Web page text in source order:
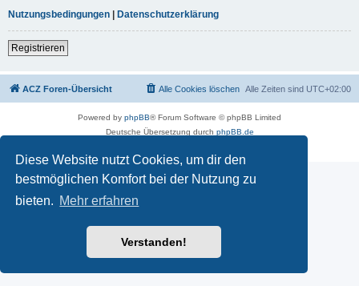
Diese Website nutzt Cookies, um dir den
bestmöglichen Komfort bei der Nutzung zu
bieten. Mehr erfahren
Verstanden!
Nutzungsbedingungen | Datenschutzerklärung
Registrieren
ACZ Foren-Übersicht Alle Zeiten sind UTC+02:00
Alle Cookies löschen
Powered by phpBB® Forum Software © phpBB Limited
Deutsche Übersetzung durch phpBB.de